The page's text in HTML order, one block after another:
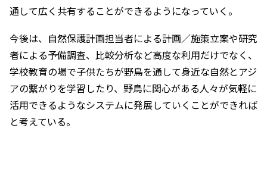
通して広く共有することができるようになっていく。
今後は、自然保護計画担当者による計画／施策立案や研究
者による予備調査、比較分析など高度な利用だけでなく、
学校教育の場で子供たちが野鳥を通して身近な自然とアジ
アの繋がりを学習したり、野鳥に関心がある人々が気軽に
活用できるようなシステムに発展していくことができれば
と考えている。